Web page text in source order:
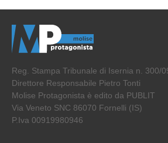
Reg. Stampa Tribunale di Isernia n. 300/
Direttore Responsabile Pietro Tonti
Molise Protagonista è edito da PUBLIT
Via Veneto SNC 86070 Fornelli (IS)
P.Iva 00919980946